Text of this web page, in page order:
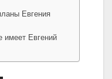
Евгения
имеет Евгений